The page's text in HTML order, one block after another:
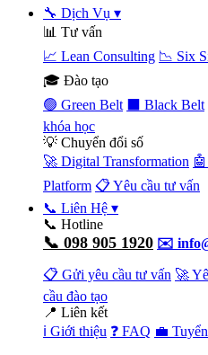
🔧 Dịch Vụ ▾
📊 Tư vấn
📈 Lean Consulting 📉 Six
🎓 Đào tạo
🟢 Green Belt
⬛ Black Belt
khóa học
💡 Chuyển đổi số
🚀 Digital Transformation
Platform 📋 Yêu cầu tư vấn
📞 Liên Hệ ▾
📞 Hotline
📞 098 905 1920 ✉️
📋 Gửi yêu cầu tư vấn 🚀
cầu đào tạo
📍 Liên kết
ℹ️ Giới thiệu ❓ FAQ 💼